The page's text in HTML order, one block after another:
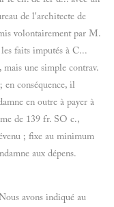
de l'architecte de
volontairement par M.
faits imputés à C...
une simple contrav.
conséquence, il
en outre à payer à
de 139 fr. SO c.,
; fixe au minimum
aux dépens.
avons indiqué au